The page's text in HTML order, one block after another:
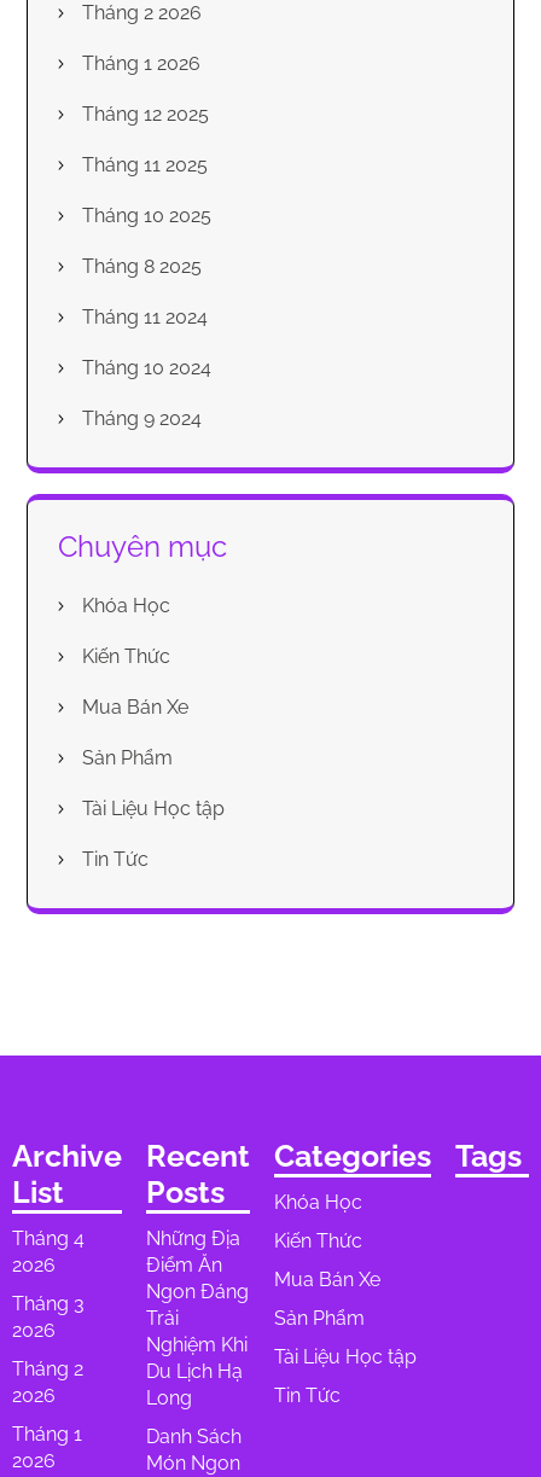
Tháng 2 2026
Tháng 1 2026
Tháng 12 2025
Tháng 11 2025
Tháng 10 2025
Tháng 8 2025
Tháng 11 2024
Tháng 10 2024
Tháng 9 2024
Chuyên mục
Khóa Học
Kiến Thức
Mua Bán Xe
Sản Phẩm
Tài Liệu Học tập
Tin Tức
Archive
List
Tháng 4
2026
Tháng 3
2026
Tháng 2
2026
Tháng 1
2026
Recent
Posts
Những Địa
Điểm Ăn
Ngon Đáng
Trải
Nghiệm Khi
Du Lịch Hạ
Long
Danh Sách
Món Ngon
Categories
Khóa Học
Kiến Thức
Mua Bán Xe
Sản Phẩm
Tài Liệu Học tập
Tin Tức
Tags